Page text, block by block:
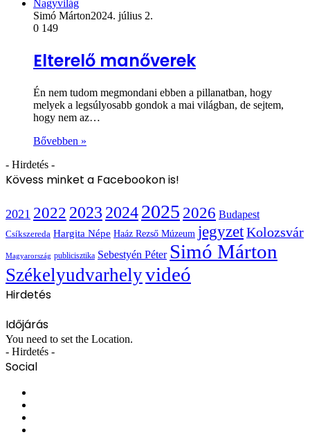
Nagyvilág
Simó Márton2024. július 2.
0 149
Elterelő manőverek
Én nem tudom megmondani ebben a pillanatban, hogy
melyek a legsúlyosabb gondok a mai világban, de sejtem,
hogy nem az…
Bővebben »
- Hirdetés -
Kövess minket a Facebookon is!
2021 2022 2023 20242025 2026 Budapest
Csíkszereda Hargita Népe Haáz Rezső Múzeum jegyzetKolozsvár
Magyarország publicisztika Sebestyén Péter Simó Márton
Székelyudvarhelyvideó
Hirdetés
Időjárás
You need to set the Location.
- Hirdetés -
Social